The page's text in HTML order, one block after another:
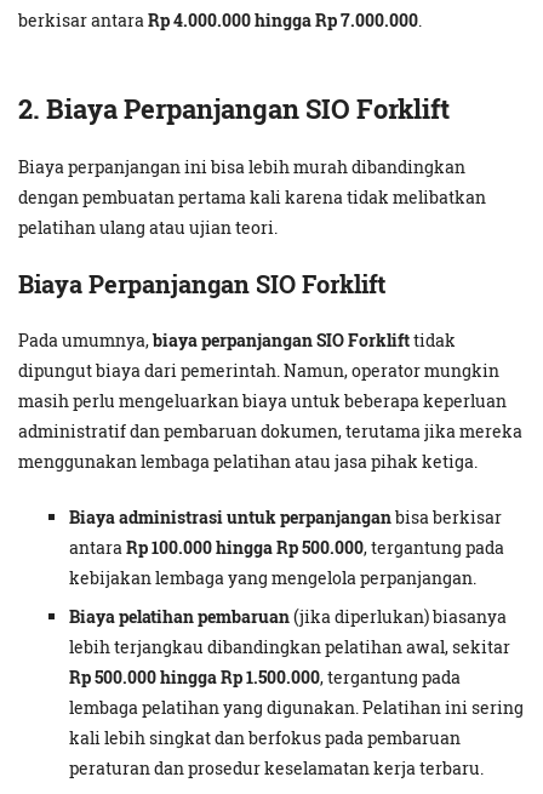
berkisar antaraRp 4.000.000 hingga Rp 7.000.000.
2. Biaya Perpanjangan SIO Forklift
Biaya perpanjangan ini bisa lebih murah dibandingkan
dengan pembuatan pertama kali karena tidak melibatkan
pelatihan ulang atau ujian teori.
Biaya Perpanjangan SIO Forklift
Pada umumnya,biaya perpanjangan SIO Forklifttidak
dipungut biaya dari pemerintah. Namun, operator mungkin
masih perlu mengeluarkan biaya untuk beberapa keperluan
administratif dan pembaruan dokumen, terutama jika mereka
menggunakan lembaga pelatihan atau jasa pihak ketiga.
Biaya administrasi untuk perpanjanganbisa berkisar
antaraRp 100.000 hingga Rp 500.000, tergantung pada
kebijakan lembaga yang mengelola perpanjangan.
Biaya pelatihan pembaruan(jika diperlukan) biasanya
lebih terjangkau dibandingkan pelatihan awal, sekitar
Rp 500.000 hingga Rp 1.500.000, tergantung pada
lembaga pelatihan yang digunakan. Pelatihan ini sering
kali lebih singkat dan berfokus pada pembaruan
peraturan dan prosedur keselamatan kerja terbaru.